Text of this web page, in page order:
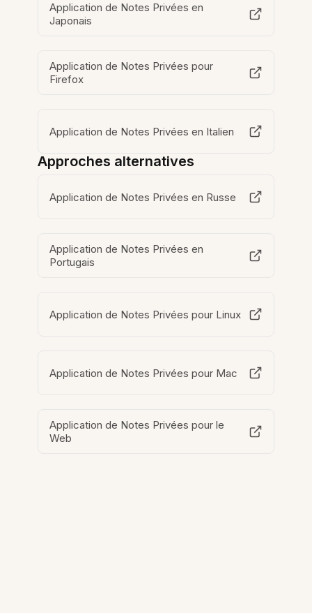
Application de Notes Privées en
Japonais
Application de Notes Privées pour
Firefox
Application de Notes Privées en Italien
Approches alternatives
Application de Notes Privées en Russe
Application de Notes Privées en
Portugais
Application de Notes Privées pour Linux
Application de Notes Privées pour Mac
Application de Notes Privées pour le
Web